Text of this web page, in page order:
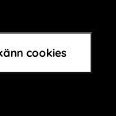
cookies